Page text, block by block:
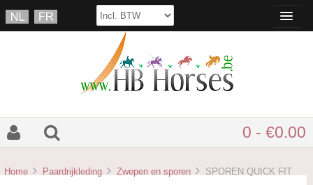
0 - €0.00
Home Paardrijkleding Zwepen en sporen SPOREN QUICK FIT